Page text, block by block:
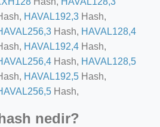
scrap-shredder-fabrication
HAVAL192,3 Hash,
Hash, HAVAL128,4
HAVAL192,4 Hash,
Hash, HAVAL128,5
HAVAL192,5 Hash,
Hash,
nedir?